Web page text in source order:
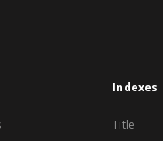
Indexes
Title